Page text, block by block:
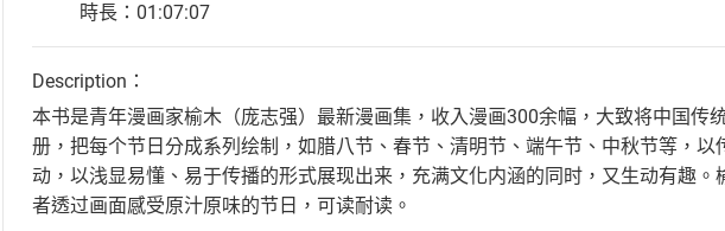
時長：01:07:07
Description：
本书是青年漫画家榆木（庞志强）最新漫画集，收入漫画300余幅，大致将中国传
册，把每个节日分成系列绘制，如腊八节、春节、清明节、端午节、中秋节等，
动，以浅显易懂、易于传播的形式展现出来，充满文化内涵的同时，又生动有趣
者透过画面感受原汁原味的节日，可读耐读。